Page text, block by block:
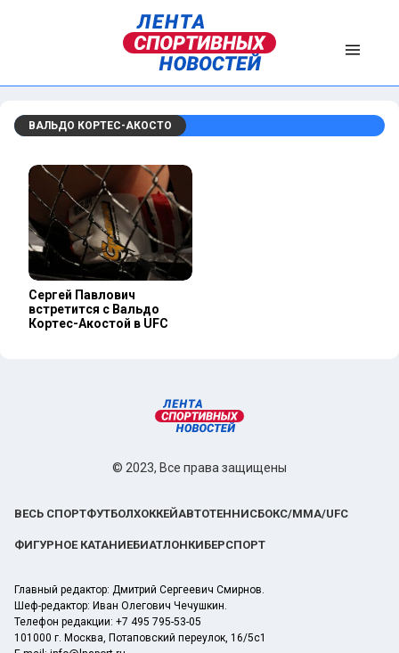
ВАЛЬДО КОРТЕС-АКОСТО
Сергей Павлович
встретится с Вальдо
Кортес-Акостой в UFC
© 2023, Все права защищены
ВЕСЬ СПОРТФУТБОЛХОККЕЙАВТОТЕННИСБОКС/ММА/UFC
ФИГУРНОЕ КАТАНИЕБИАТЛОНКИБЕРСПОРТ
Главный редактор: Дмитрий Сергеевич Смирнов.
Шеф-редактор: Иван Олегович Чечушкин.
Телефон редакции: +7 495 795-53-05
101000 г. Москва, Потаповский переулок, 16/5с1